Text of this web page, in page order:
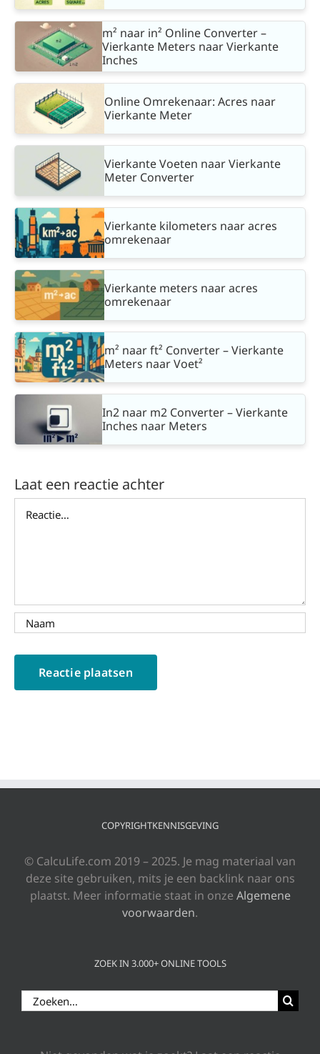
m² naar in² Online Converter –
Vierkante Meters naar Vierkante
Inches
Online Omrekenaar: Acres naar
Vierkante Meter
Vierkante Voeten naar Vierkante
Meter Converter
Vierkante kilometers naar acres
omrekenaar
Vierkante meters naar acres
omrekenaar
m² naar ft² Converter – Vierkante
Meters naar Voet²
In2 naar m2 Converter – Vierkante
Inches naar Meters
Laat een reactie achter
COPYRIGHTKENNISGEVING
© CalcuLife.com 2019 – 2025. Je mag materiaal van
deze site gebruiken, mits je een backlink naar ons
plaatst. Meer informatie staat in onze Algemene
voorwaarden.
ZOEK IN 3.000+ ONLINE TOOLS
Zoeken
naar: